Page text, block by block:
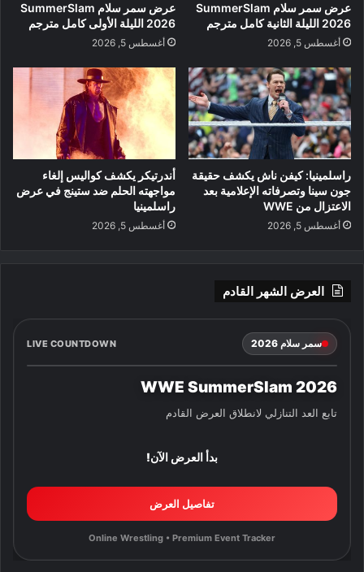
عرض سمر سلام SummerSlam
2026 الليلة الثانية كامل مترجم
أغسطس 5, 2026
عرض سمر سلام SummerSlam
2026 الليلة الأولى كامل مترجم
أغسطس 5, 2026
راسلمينيا: كيفن ناش يكشف حقيقة
جون سينا وتصرفاته الإعلامية بعد
الاعتزال من WWE
أغسطس 5, 2026
أندرتيكر يكشف كواليس إلغاء
مواجهته الحلم ضد ستينج في عرض
راسلمينيا
أغسطس 5, 2026
العرض الشهر القادم
سمر سلام 2026 LIVE COUNTDOWN
WWE SummerSlam 2026
تابع العد التنازلي لانطلاق العرض القادم
بدأ العرض الآن!
تفاصيل العرض
Online Wrestling • Premium Event Tracker